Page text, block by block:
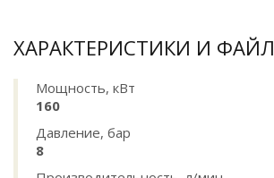
ХАРАКТЕРИСТИКИ И
Мощность, кВт
160
Давление, бар
8